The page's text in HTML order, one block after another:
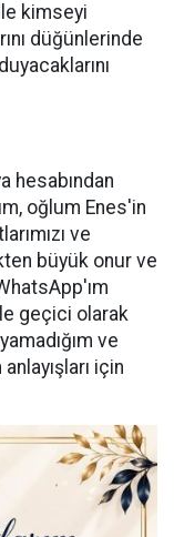
kimseyi
düğünlerinde
hesabından
oğlum Enes'in
ve
büyük onur ve
geçici olarak
ve
için